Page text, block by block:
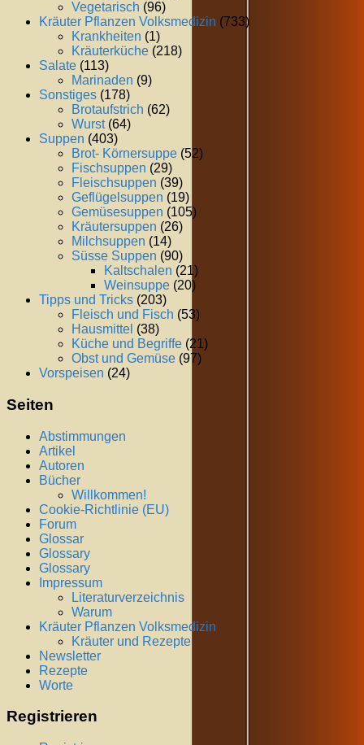
Vegetarisch (96)
Kräuter Pflanzen Volksmedizin (733)
Krankheiten (1)
Kräuterküche (218)
Salate (113)
Marinaden (9)
Sonstiges (178)
Brotaufstrich (62)
Wurst(64)
Suppen (403)
Brot- Körnersuppe (52)
Fischsuppen (29)
Fleischsuppen (39)
Geflügelsuppen (19)
Gemüsesuppen (105)
Kräutersuppen (26)
Milchsuppen (14)
Süsse Suppen (90)
Kaltschalen (21)
Weinsuppe (20)
Tipps und Tricks (203)
Fleisch und Fisch (53)
Hausmittel (38)
Küche und Begriffe (21)
Obst und Gemüse (97)
Vorspeisen (24)
Seiten
Abstimmungen
Artikel
Autoren
Bücher
Willkommen!
Cookie-Richtlinie (EU)
Forum
Glossar
Glossary
Glossary
Impressum
Literaturverzeichnis
Warum
Kräuter Pflanzen Volksmedizin
Kräuter und Rezepte
Newsletter
Rezepte
Worte
Registrieren